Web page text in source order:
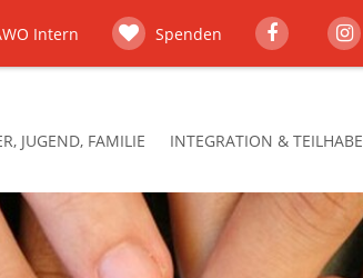
Intern Spenden
JUGEND, FAMILIE INTEGRATION & TEILHABE